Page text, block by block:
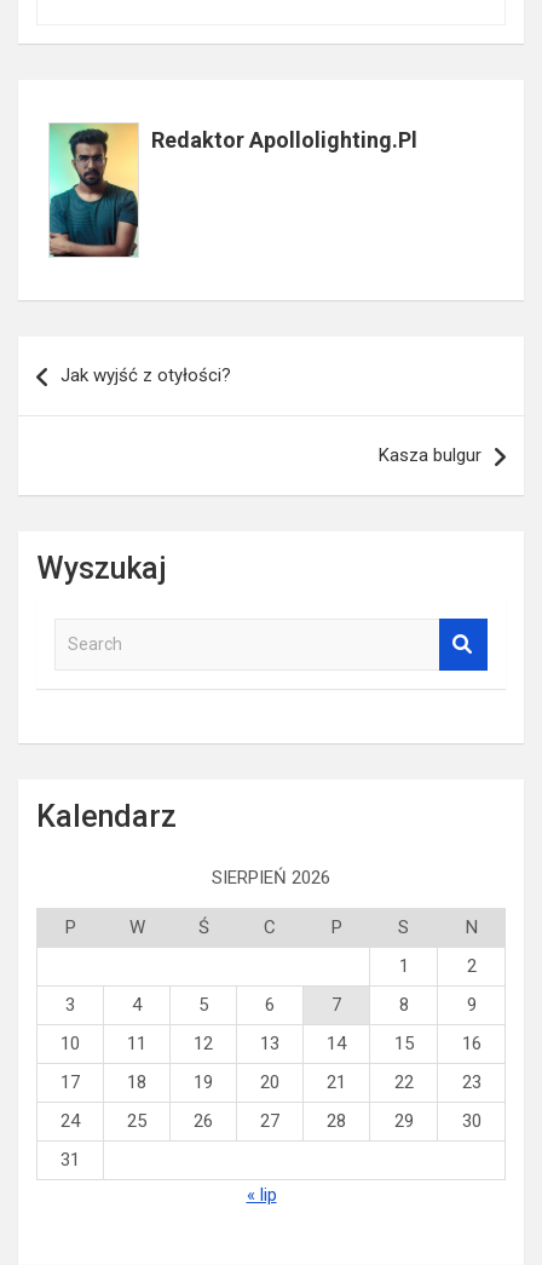
Redaktor Apollolighting.pl
wpisu
Jak wyjść z otyłości?
Kasza bulgur
Wyszukaj
a
Kalendarz
SIERPIEŃ 2026
P W Ś C P S
N
1
2
3
4 5 6 7 8
9
10
11 12 13 14 15
16
17
18 19 20 21 22
23
24
25 26 27 28 29
30
31
« lip